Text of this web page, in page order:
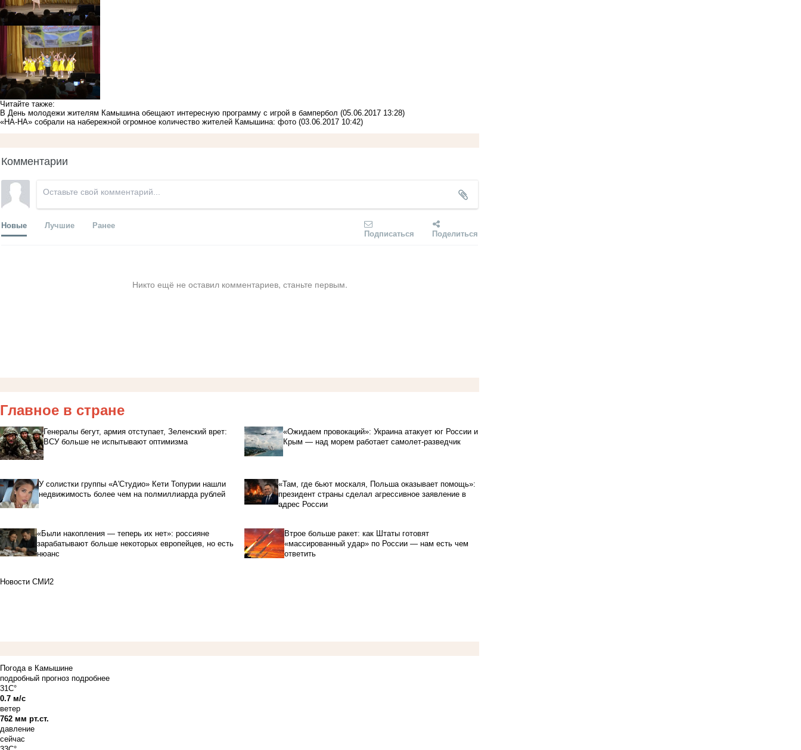
Читайте также:
В День молодежи жителям Камышина обещают интересную программу с игрой в бампербол (05.06.2017 13:28)
«НА-НА» собрали на набережной огромное количество жителей Камышина: фото (03.06.2017 10:42)
Комментарии
Новые Лучшие Ранее
Подписаться Поделиться
Никто ещё не оставил комментариев, станьте первым.
Главное в стране
Генералы бегут, армия отступает, Зеленский врет:
ВСУ больше не испытывают оптимизма
«Ожидаем провокаций»: Украина атакует юг России и
Крым — над морем работает самолет-разведчик
У солистки группы «А'Студио» Кети Топурии нашли
недвижимость более чем на полмиллиарда рублей
«Там, где бьют москаля, Польша оказывает помощь»:
президент страны сделал агрессивное заявление в
адрес России
«Были накопления — теперь их нет»: россияне
зарабатывают больше некоторых европейцев, но есть
нюанс
Втрое больше ракет: как Штаты готовят
«массированный удар» по России — нам есть чем
ответить
Новости СМИ2
Погода в Камышине
подробный прогноз подробнее
31C°
0.7 м/с
ветер
762 мм рт.ст.
давление
сейчас